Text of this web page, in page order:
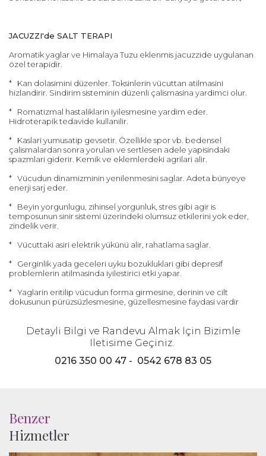
JACUZZI'de SALT TERAPI
Aromatik yaglar ve Himalaya Tuzu eklenmis jacuzzide uygulanan
özel terapidir.
* Kan dolasimini düzenler. Toksinlerin vücuttan atilmasini
hizlandirir. Sindirim sisteminin düzenli çalismasina yardimci olur.
* Romatizmal hastaliklarin iyilesmesine yardim eder.
Hidroterapik tedavide kullanilir.
* Kaslari yumusatip gevsetir. Özellikle spor vb. bedensel
çalismalardan sonra yorulan ve sertlesen adele yapisindaki
spazmlari giderir. Kemik ve eklemlerdeki agrilari alir.
* Vücudun dinamizminin yenilenmesini saglar. Adeta bünyeye
enerji sarj eder.
* Beyin yorgunlugu, zihinsel yorgunluk, stres gibi agir is
temposunun sinir sistemi üzerindeki olumsuz etkilerini yok eder,
zindelik verir.
* Vücuttaki asiri elektrik yükünü alir, rahatlama saglar.
* Gerginlik yada geceleri uyku bozukluklari gibi depresif
problemlerin atilmasinda iyilestirici etki yapar.
* Yaglarin eritilip vücudun forma girmesine, derinin ve cilt
dokusunun pürüzsüzlesmesine, güzellesmesine faydasi vardir
Detayli Bilgi ve Randevu Almak Için Bizimle
Iletisime Geçiniz.
0216 350 00 47 - 0542 678 83 05
Benzer
Hizmetler